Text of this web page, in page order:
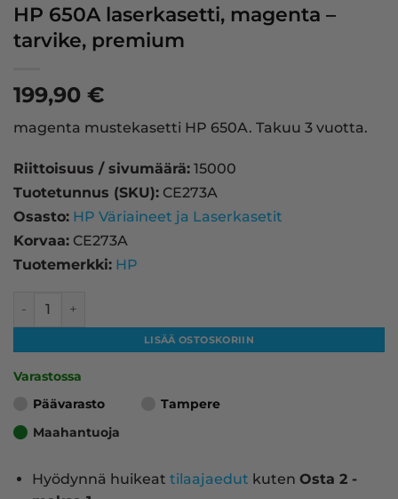
HP 650A laserkasetti, magenta –
tarvike, premium
199,90 €
magenta mustekasetti HP 650A. Takuu 3 vuotta.
Riittoisuus / sivumäärä: 15000
Tuotetunnus (SKU): CE273A
Osasto: HP Väriaineet ja Laserkasetit
Korvaa: CE273A
Tuotemerkki: HP
HP 650A laserkasetti, magenta – tarvike, premium määrä
LISÄÄ OSTOSKORIIN
Varastossa
Päävarasto
Tampere
Maahantuoja
Hyödynnä huikeat tilaajaedut kuten Osta 2 -